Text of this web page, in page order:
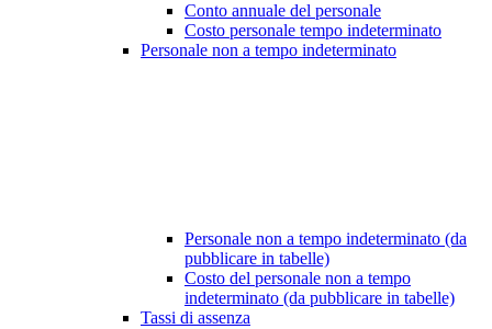
Conto annuale del personale
Costo personale tempo indeterminato
Personale non a tempo indeterminato
Personale non a tempo indeterminato (da
pubblicare in tabelle)
Costo del personale non a tempo
indeterminato (da pubblicare in tabelle)
Tassi di assenza